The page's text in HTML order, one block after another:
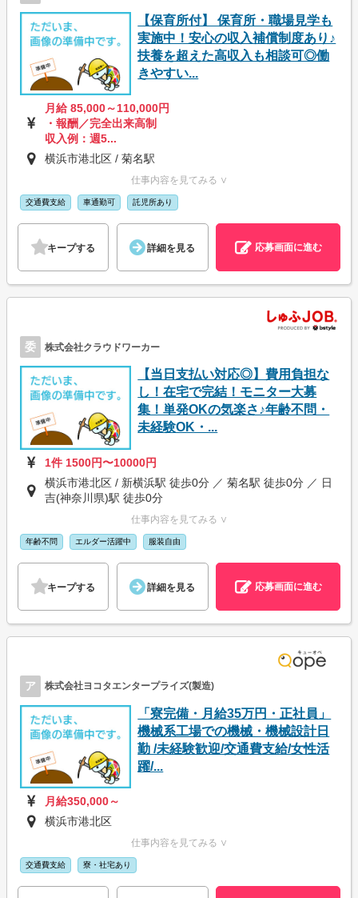
【保育所付】 保育所・職場見学も
実施中！安心の収入補償制度あり♪
扶養を超えた高収入も相談可◎働
きやすい...
月給 85,000～110,000円
・報酬／完全出来高制
収入例：週5...
横浜市港北区 / 菊名駅
仕事内容を見てみる ∨
交通費支給 車通勤可 託児所あり
キープする 詳細を見る 応募画面に進む
委 株式会社クラウドワーカー
【当日支払い対応◎】費用負担な
し！在宅で完結！モニター大募
集！単発OKの気楽さ♪年齢不問・
未経験OK・...
1件 1500円〜10000円
横浜市港北区 / 新横浜駅 徒歩0分 ／ 菊名駅 徒歩0分 ／ 日
吉(神奈川県)駅 徒歩0分
仕事内容を見てみる ∨
年齢不問 エルダー活躍中 服装自由
キープする 詳細を見る 応募画面に進む
ア 株式会社ヨコタエンタープライズ(製造)
「寮完備・月給35万円・正社員」
機械系工場での機械・機械設計日
勤 /未経験歓迎/交通費支給/女性活
躍/...
月給350,000～
横浜市港北区
仕事内容を見てみる ∨
交通費支給 寮・社宅あり